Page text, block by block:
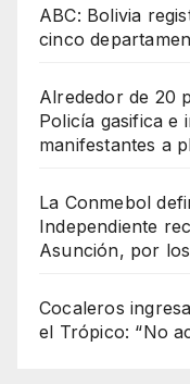
ABC: Bolivia
cinco
Alrededor de 20
Policía gasifica e
manifestantes a
La Conmebol
Independiente
Asunción, por
Cocaleros
el Trópico: “No